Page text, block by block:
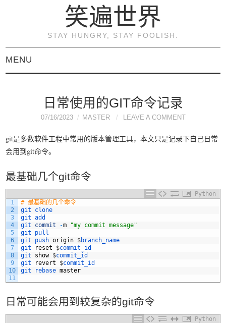
笑遍世界
STAY HUNGRY, STAY FOOLISH.
MENU
KVM虚拟化原理与实践
（连载）
战与原理解析》
关于本博客
我要笑遍世界
日常使用的GIT命令记录
07/16/2023 MASTER LEAVE A COMMENT
git是多数软件工程中常用的版本管理工具，本文只是记录下自己日常
会用到git命令。
最基础几个git命令
Python
1
2
3
4
5
6
7
8
9
10
11
# 最基础的几个命令
git clone
git add
git commit -m
"my commit message"
git pull
git push origin $branch_name
git
reset $commit_id
git show $commit_id
git
revert $commit_id
git
rebase master
日常可能会用到较复杂的git命令
Python